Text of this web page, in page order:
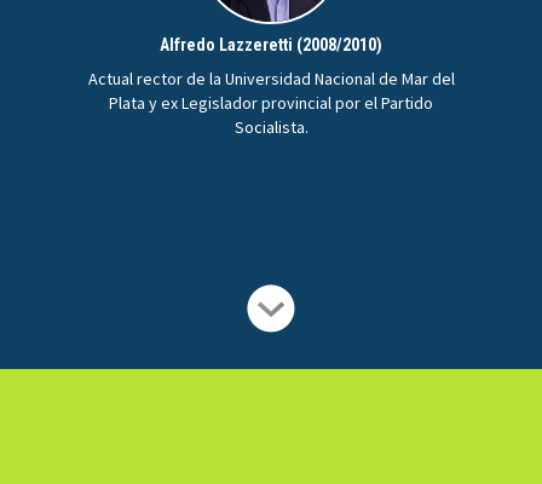
Alfredo Lazzeretti (2008/2010)
Actual rector de la Universidad Nacional de Mar del
Plata y ex Legislador provincial por el Partido
Socialista.